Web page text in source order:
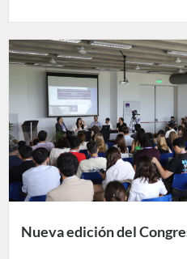
Nueva edición del